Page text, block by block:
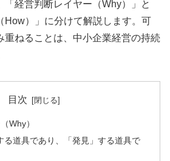
「経営判断レイヤー（Why）」と
How）」に分けて解説します。可
重ねることは、中小企業経営の持続
目次
Why）
る道具であり、「発見」する道具で